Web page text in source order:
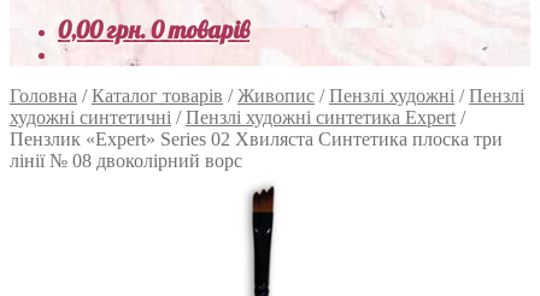
0,00грн.0 товарів
Головна /Каталог товарів /Живопис /Пензлі художні /Пензлі
художні синтетичні /Пензлі художні синтетика Expert /
Пензлик «Expert» Series 02 Хвиляста Синтетика плоска три
лінії № 08 двоколірний ворс